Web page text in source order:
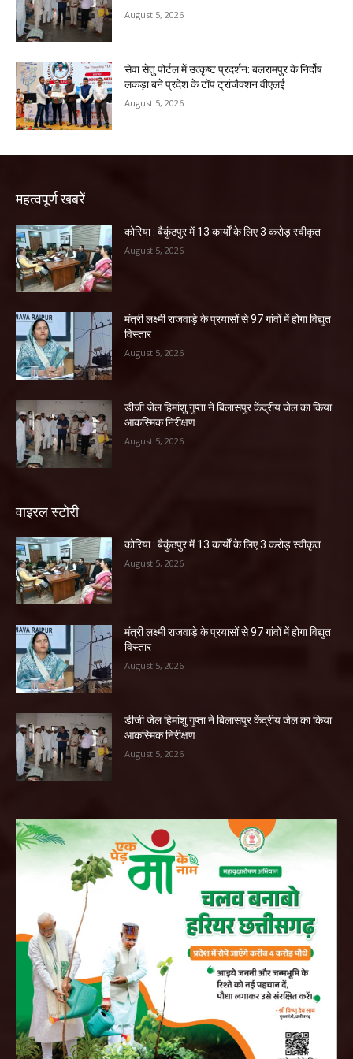
August 5, 2026
सेवा सेतु पोर्टल में उत्कृष्ट प्रदर्शन: बलरामपुर के निर्दोष
लकड़ा बने प्रदेश के टॉप ट्रांजैक्शन वीएलई
August 5, 2026
महत्वपूर्ण खबरें
कोरिया : बैकुंठपुर में 13 कार्यों के लिए 3 करोड़ स्वीकृत
August 5, 2026
मंत्री लक्ष्मी राजवाड़े के प्रयासों से 97 गांवों में होगा विद्युत
विस्तार
August 5, 2026
डीजी जेल हिमांशु गुप्ता ने बिलासपुर केंद्रीय जेल का किया
आकस्मिक निरीक्षण
August 5, 2026
वाइरल स्टोरी
कोरिया : बैकुंठपुर में 13 कार्यों के लिए 3 करोड़ स्वीकृत
August 5, 2026
मंत्री लक्ष्मी राजवाड़े के प्रयासों से 97 गांवों में होगा विद्युत
विस्तार
August 5, 2026
डीजी जेल हिमांशु गुप्ता ने बिलासपुर केंद्रीय जेल का किया
आकस्मिक निरीक्षण
August 5, 2026